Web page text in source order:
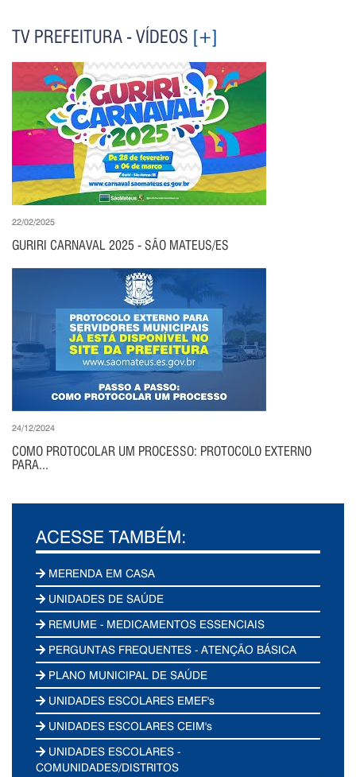
TV PREFEITURA - VÍDEOS [+]
22/02/2025
GURIRI CARNAVAL 2025 - SÃO MATEUS/ES
24/12/2024
COMO PROTOCOLAR UM PROCESSO: PROTOCOLO EXTERNO
PARA...
ACESSE TAMBÉM:
MERENDA EM CASA
UNIDADES DE SAÚDE
REMUME - MEDICAMENTOS ESSENCIAIS
PERGUNTAS FREQUENTES - ATENÇÃO BÁSICA
PLANO MUNICIPAL DE SAÚDE
UNIDADES ESCOLARES EMEF's
UNIDADES ESCOLARES CEIM's
UNIDADES ESCOLARES -
COMUNIDADES/DISTRITOS